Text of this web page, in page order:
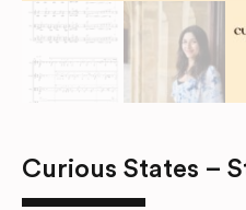
Curious States –